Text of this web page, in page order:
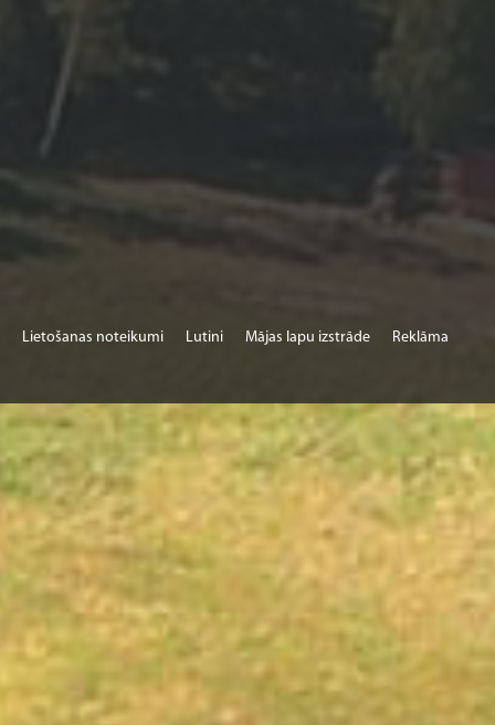
Lietošanas noteikumi Lutini Mājas lapu izstrāde Reklāma